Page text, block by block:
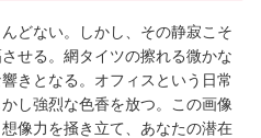
どない。しかし、その静寂こそ
せる。網タイツの擦れる微かな
きとなる。オフィスという日常
し強烈な色香を放つ。この画像
像力を掻き立て、あなたの潜在